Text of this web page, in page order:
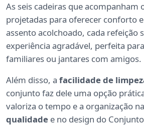
As seis cadeiras que acompanham
projetadas para oferecer conforto
assento acolchoado, cada refeição
experiência agradável, perfeita
familiares ou jantares com amigos.
Além disso, a facilidade de
conjunto faz dele uma opção
valoriza o tempo e a organização
qualidade e no design do